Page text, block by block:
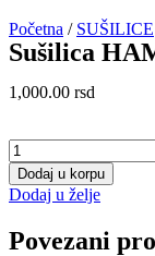
Početna / SUŠILICE
Sušilica
1,000.00 rsd
Sušilica
HAMONIKA
0,6m
količina
Dodaj u korpu
Dodaj u želje
Povezani